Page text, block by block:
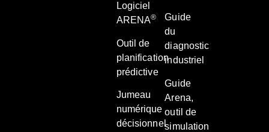
Logiciel
ARENA®
Outil de
planification
prédictive
Jumeau
numérique
décisionnel
Guide
du
diagnostic
industriel
Guide
Arena,
outil de
simulation